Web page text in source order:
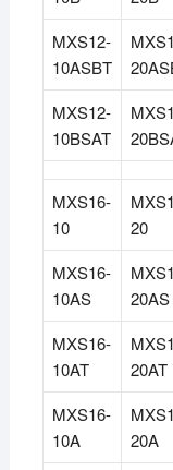
MXS12-
10ASBT
MXS12-
10BSAT
MXS16-
10
20
MXS16-
10AS
20AS
MXS16-
10AT
20AT
MXS16-
10A
20A